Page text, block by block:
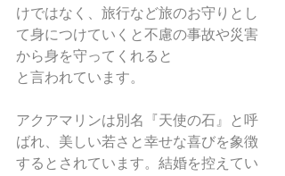
けではなく、旅行など旅のお守りとし
て身につけていくと不慮の事故や災害
から身を守ってくれると
と言われています。
アクアマリンは別名『天使の石』と呼
ばれ、美しい若さと幸せな喜びを象徴
するとされています。結婚を控えてい